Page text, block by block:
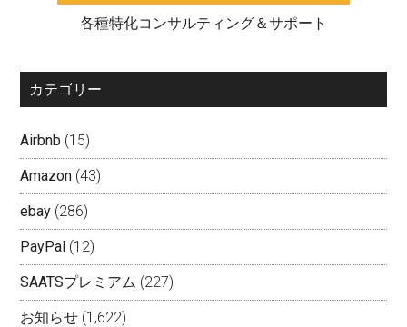
各種特化コンサルティング＆サポート
カテゴリー
Airbnb (15)
Amazon (43)
ebay (286)
PayPal (12)
SAATSプレミアム (227)
お知らせ (1,622)